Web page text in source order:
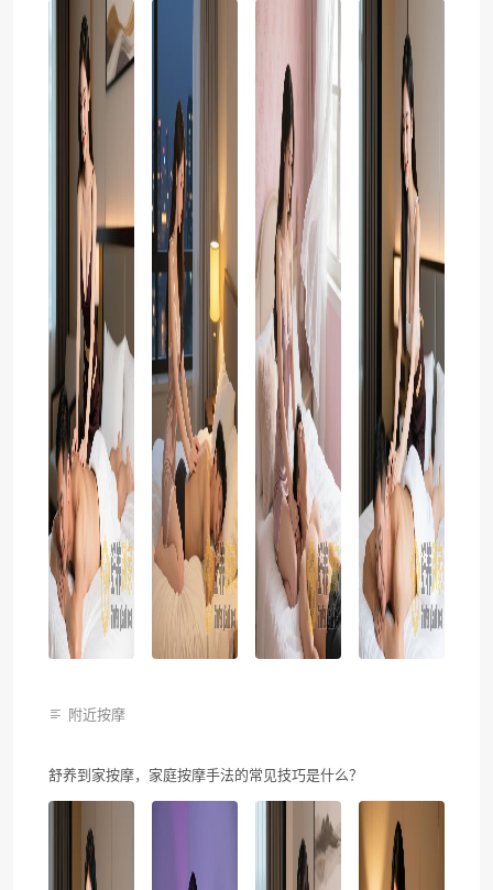
附近按摩
舒养到家按摩，家庭按摩手法的常见技巧是什么？